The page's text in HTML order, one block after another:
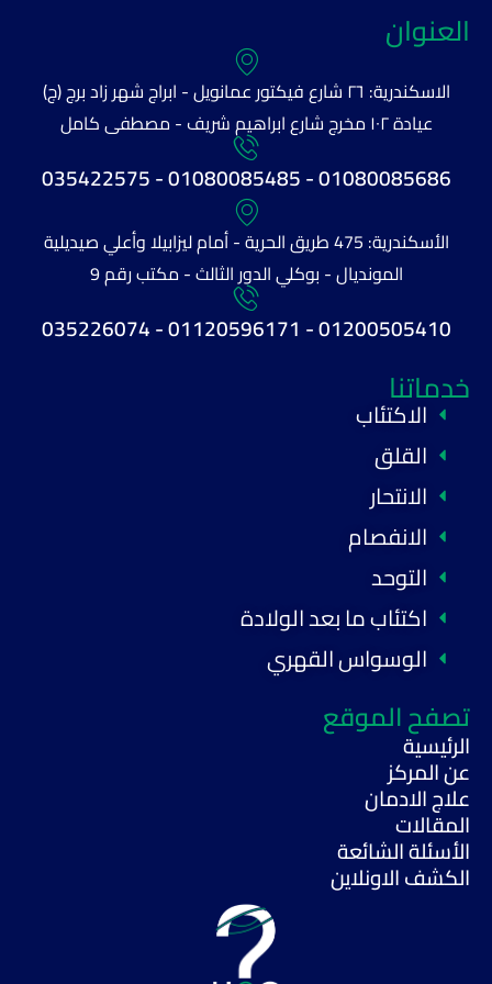
العنوان
الاسكندرية: ٢٦ شارع فيكتور عمانويل - ابراج شهر زاد برج (ج)
عيادة ١٠٢ مخرج شارع ابراهيم شريف - مصطفى كامل
01080085686 - 01080085485 - 035422575
الأسكندرية: 475 طريق الحرية - أمام ليزابيلا وأعلي صيديلية
المونديال - بوكلي الدور الثالث - مكتب رقم 9
01200505410 - 01120596171 - 035226074
خدماتنا
الاكتئاب
القلق
الانتحار
الانفصام
التوحد
اكتئاب ما بعد الولادة
الوسواس القهري
تصفح الموقع
الرئيسية
عن المركز
علاج الادمان
المقالات
الأسئلة الشائعة
الكشف الاونلاين